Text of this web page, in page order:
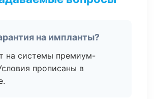
на импланты?
на системы премиум-
прописаны в